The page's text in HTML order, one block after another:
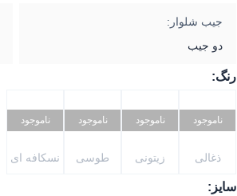
جیب شلوار:
دو جیب
رنگ:
ناموجود
ذغالی
ناموجود
زیتونی
ناموجود
طوسی
ناموجود
نسکافه ای
سایز: